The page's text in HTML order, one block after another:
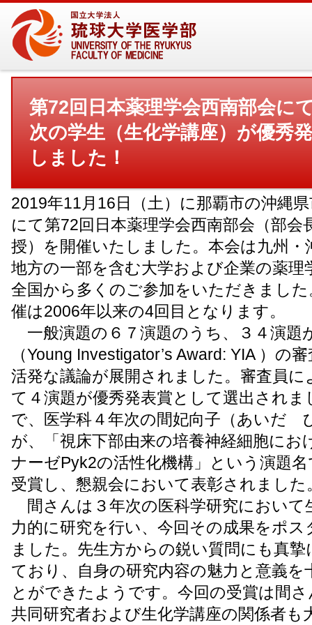
第72回⽇本薬理学会⻄南部会に
次の学⽣（⽣化学講座）が優秀
しました！
2019年11月16日（土）に那覇市の沖縄
にて第72回日本薬理学会西南部会（部会
授）を開催いたしました。本会は九州・
地方の一部を含む大学および企業の薬理
全国から多くのご参加をいただきまし
催は2006年以来の4回目となります。
一般演題の６７演題のうち、３４演題
（Young Investigator’s Award: YIA ）の
活発な議論が展開されました。審査員に
て４演題が優秀発表賞として選出されま
で、医学科４年次の間妃向子（あいだ
が、「視床下部由来の培養神経細胞にお
ナーゼPyk2の活性化機構」という演題
受賞し、懇親会において表彰されました
間さんは３年次の医科学研究において
力的に研究を行い、今回その成果をポス
ました。先生方からの鋭い質問にも真
ており、自身の研究内容の魅力と意義を
とができたようです。今回の受賞は間
共同研究者および生化学講座の関係者も